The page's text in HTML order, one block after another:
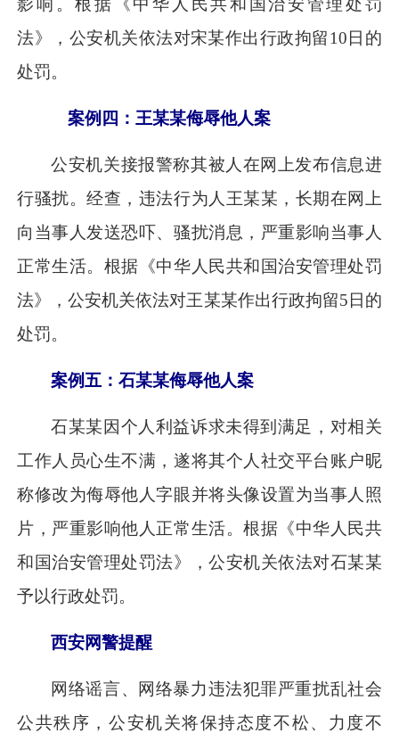
影响。根据《中华人民共和国治安管理处罚
法》，公安机关依法对宋某作出行政拘留10日的
处罚。
案例四：王某某侮辱他人案
公安机关接报警称其被人在网上发布信息进
行骚扰。经查，违法行为人王某某，长期在网上
向当事人发送恐吓、骚扰消息，严重影响当事人
正常生活。根据《中华人民共和国治安管理处罚
法》，公安机关依法对王某某作出行政拘留5日的
处罚。
案例五：石某某侮辱他人案
石某某因个人利益诉求未得到满足，对相关
工作人员心生不满，遂将其个人社交平台账户昵
称修改为侮辱他人字眼并将头像设置为当事人照
片，严重影响他人正常生活。根据《中华人民共
和国治安管理处罚法》，公安机关依法对石某某
予以行政处罚。
西安网警提醒
网络谣言、网络暴力违法犯罪严重扰乱社会
公共秩序，公安机关将保持态度不松、力度不